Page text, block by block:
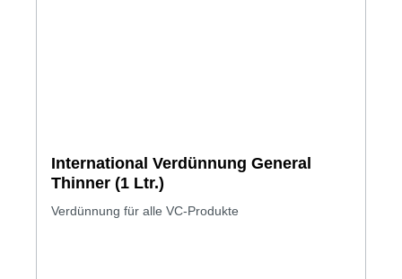
International Verdünnung General
Thinner (1 Ltr.)
Verdünnung für alle VC-Produkte